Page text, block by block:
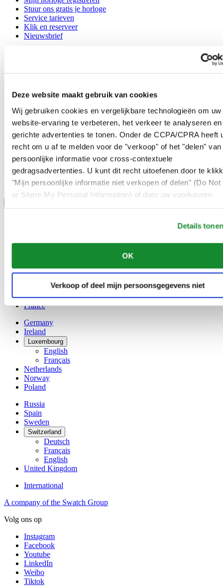
Deze website maakt gebruik van cookies
Wij gebruiken cookies en vergelijkbare technologieën om uw
website-ervaring te verbeteren, het verkeer te analyseren en
gerichte advertenties te tonen. Onder de CCPA/CPRA heeft
recht om u af te melden voor de "verkoop" of het "delen" van
persoonlijke informatie voor cross-contextuele
gedragsadvertenties. U kunt dit recht uitoefenen door te
"Mijn persoonlijke informatie niet verkopen of delen" (Do Not
or Share My Personal Information) of door uw voorkeuren
Details
OK
Verkoop of deel mijn persoonsgegevens niet
Stuur ons gratis je horloge
Service tarieven
Klik en reserveer
Nieuwsbrief
Legal
Cookie meldingen
Verkoopvoorwaarden
Herroeping van de overeenkomst
Word lid van de CERTINA club
Meld je aan en ontvang exclusieve aanbiedingen en
productrecensies
Schrijf je in!
Selecteer een land/regio
English
Denmark
Finland
France
Germany
Ireland
Luxembourg
English
Français
Netherlands
Norway
Poland
Russia
Spain
Sweden
Switzerland
Deutsch
Français
English
United Kingdom
International
A company of the Swatch Group
Volg ons op
Instagram
Facebook
Youtube
LinkedIn
Weibo
Tiktok